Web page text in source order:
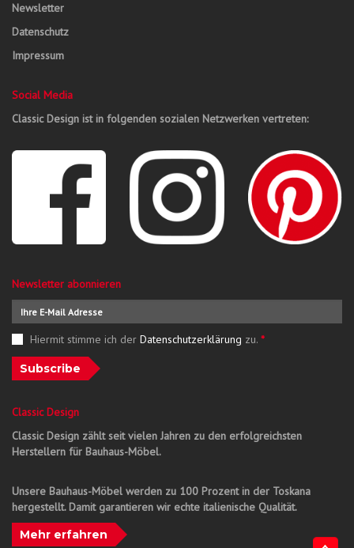
Newsletter
Datenschutz
Impressum
Social Media
Classic Design ist in folgenden sozialen Netzwerken vertreten:
Newsletter abonnieren
Hiermit stimme ich der Datenschutzerklärung zu. *
Subscribe
Classic Design
Classic Design zählt seit vielen Jahren zu den erfolgreichsten
Herstellern für Bauhaus-Möbel.
Unsere Bauhaus-Möbel werden zu 100 Prozent in der Toskana
hergestellt. Damit garantieren wir echte italienische Qualität.
Mehr erfahren